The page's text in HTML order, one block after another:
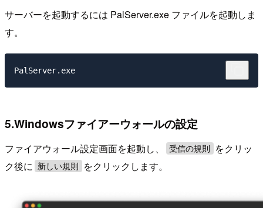
サーバーを起動するには PalServer.exe ファイルを起動しま
す。
5.Windowsファイアーウォールの設定
ファイアウォール設定画面を起動し、 受信の規則
をクリッ
ク後に
新しい規則 をクリックします。